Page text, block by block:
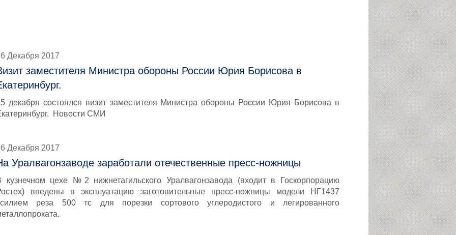
Декабря 2017
заместителя Министра обороны России Юрия Борисова в
декабря состоялся визит заместителя Министра обороны России Юрия Борисова в
Новости СМИ
Декабря 2017
Уралвагонзаводе заработали отечественные пресс-ножницы
кузнечном цехе №2 нижнетагильского Уралвагонзавода (входит в Госкорпорацию
введены в эксплуатацию заготовительные пресс-ножницы модели НГ1437
реза 500 тс для порезки сортового углеродистого и легированного